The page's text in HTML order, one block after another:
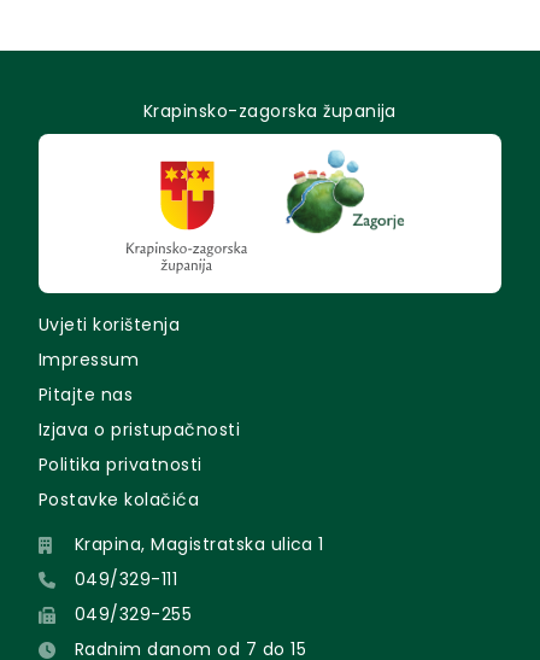
Krapinsko-zagorska županija
Uvjeti korištenja
Impressum
Pitajte nas
Izjava o pristupačnosti
Politika privatnosti
Postavke kolačića
Krapina, Magistratska ulica 1
049/329-111
049/329-255
Radnim danom od 7 do 15